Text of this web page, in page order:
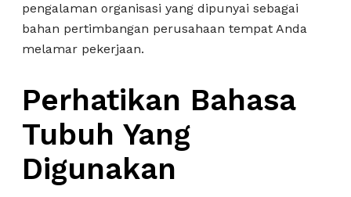
pengalaman organisasi yang dipunyai sebagai
bahan pertimbangan perusahaan tempat Anda
melamar pekerjaan.
Perhatikan Bahasa
Tubuh Yang
Digunakan